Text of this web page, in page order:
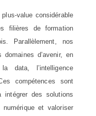
value considérable
filières de formation
Parallèlement, nos
d’avenir, en
data, l’intelligence
compétences sont
intégrer des solutions
et valoriser